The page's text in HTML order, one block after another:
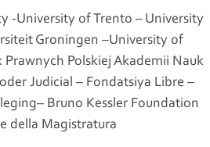
-University of Trento – University
Groningen –University of
Polskiej Akademii Nauk
Judicial – Fondatsiya Libre –
Bruno Kessler Foundation
della Magistratura